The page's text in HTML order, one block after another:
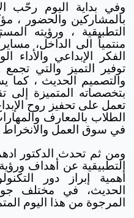
وفي بداية اليوم رحّب
بالمشاركين والحضور ،
التطبيقية ، ورؤيته
منتمياً الى الداخل،
الفكر الإبداعي
توفير التميز والتي تجمع
والتصميم الحديث ، كما
بتخصصاته المتميزة إلى
تعمل على تحفيز روح
الطلاب بالمعارف
في سوق العمل والانخراط
ومن ثم تحدث الدكتور
التطبيقية عن أهداف
أهمية إبراز دور
الحديث، في مختلف
المرجوة من هذا اليوم